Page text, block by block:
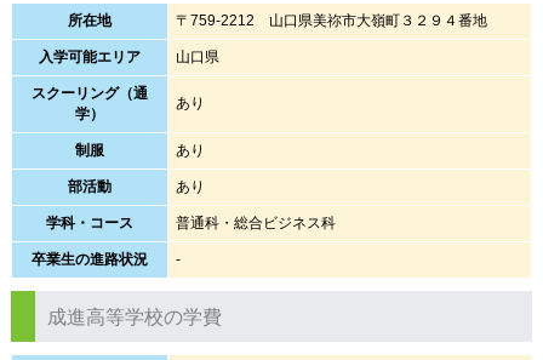
所在地 〒759-2212 山口県美祢市大嶺町３２９４番地
入学可能エリア 山口県
スクーリング（通
学）
あり
制服 あり
部活動 あり
学科・コース 普通科・総合ビジネス科
卒業生の進路状況 -
成進高等学校の学費